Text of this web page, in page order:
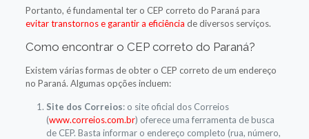
Portanto, é fundamental ter o CEP correto do Paraná para
evitar transtornos e garantir a eficiência de diversos serviços.
Como encontrar o CEP correto do Paraná?
Existem várias formas de obter o CEP correto de um endereço
no Paraná. Algumas opções incluem:
Site dos Correios: o site oficial dos Correios
(www.correios.com.br) oferece uma ferramenta de busca
de CEP. Basta informar o endereço completo (rua, número,